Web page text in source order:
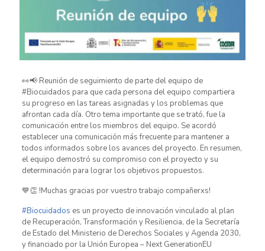
👀📢 Reunión de seguimiento de parte del equipo de
#Biocuidados para que cada persona del equipo compartiera
su progreso en las tareas asignadas y los problemas que
afrontan cada día. Otro tema importante que se trató, fue la
comunicación entre los miembros del equipo. Se acordó
establecer una comunicación más frecuente para mantener a
todos informados sobre los avances del proyecto. En resumen,
el equipo demostró su compromiso con el proyecto y su
determinación para lograr los objetivos propuestos.
💙👏 !Muchas gracias por vuestro trabajo compañerxs!
#Biocuidados es un proyecto de innovación vinculado al plan
de Recuperación, Transformación y Resiliencia, de la Secretaría
de Estado del Ministerio de Derechos Sociales y Agenda 2030,
y financiado por la Unión Europea – Next GenerationEU